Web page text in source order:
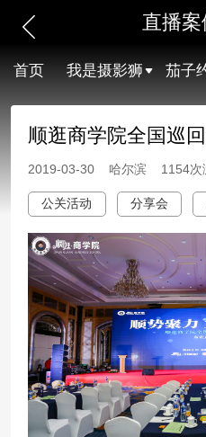
直播
首页 我是摄影狮 茄子
顺逛商学院全国巡
2019-03-30 哈尔滨 1154次
公关活动 分享会